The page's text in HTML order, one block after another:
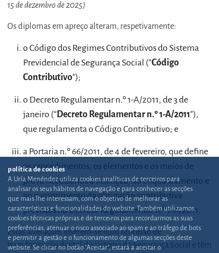
15 de dezembro de 2025)
Os diplomas em apreço alteram, respetivamente:
o Código dos Regimes Contributivos do Sistema
Previdencial de Segurança Social (“Código
Contributivo");
o Decreto Regulamentar n.º 1-A/2011, de 3 de
janeiro (“Decreto Regulamentar n.º 1-A/2011"),
que regulamenta o Código Contributivo; e
a Portaria n.º 66/2011, de 4 de fevereiro, que define
os procedimentos, os elementos e os meios de
prova necessários à inscrição, ao enquadramento e
ao cumprimento da obrigação contributiva
previstos no Decreto Regulamentar n.º 1-A/2011.
Estas alterações inserem-se num processo de
transformação digital do sistema de Segurança Social e têm
política de cookies
A Uría Menéndez utiliza cookies analíticas de terceiros para
analisar os seus hábitos de navegação e para conhecer as secções
que mais lhe interessam, com o objetivo de melhorar as
características e funcionalidades do website. Também utilizamos
cookies técnicas próprias e de terceiros para recordarmos as suas
preferências, atenuar o risco associado ao spam e ao tráfego de bots
e permitir a gestão e o funcionamento de algumas secções deste
website. Se clicar no botão “Aceitar”, estará a aceitar o